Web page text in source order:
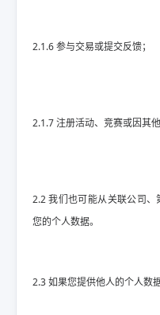
2.1.6 参与交易或提交反馈；
2.1.7 注册活动、竞赛或因其
2.2 我们也可能从关联公司
您的个人数据。
2.3 如果您提供他人的个人数